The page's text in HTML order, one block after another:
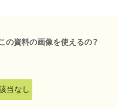
の資料の画像を使えるの？
当なし